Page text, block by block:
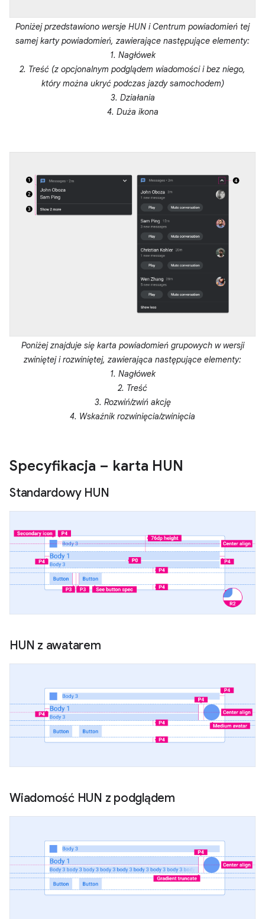
Poniżej przedstawiono wersje HUN i Centrum powiadomień tej
samej karty powiadomień, zawierające następujące elementy:
1. Nagłówek
2. Treść (z opcjonalnym podglądem wiadomości i bez niego,
który można ukryć podczas jazdy samochodem)
3. Działania
4. Duża ikona
Poniżej znajduje się karta powiadomień grupowych w wersji
zwiniętej i rozwiniętej, zawierająca następujące elementy:
1. Nagłówek
2. Treść
3. Rozwiń/zwiń akcję
4. Wskaźnik rozwinięcia/zwinięcia
Specyfikacja – karta HUN
Standardowy HUN
HUN z awatarem
Wiadomość HUN z podglądem